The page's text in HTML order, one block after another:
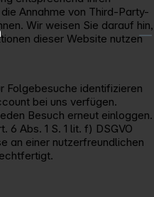
Annahme von Third-Party-
Wir weisen Sie darauf hin,
dieser Website nutzen
Folgebesuche identifizieren
bei uns verfügen.
Besuch erneut einloggen.
6 Abs. 1 S. 1 lit. f) DSGVO
an einer nutzerfreundlichen